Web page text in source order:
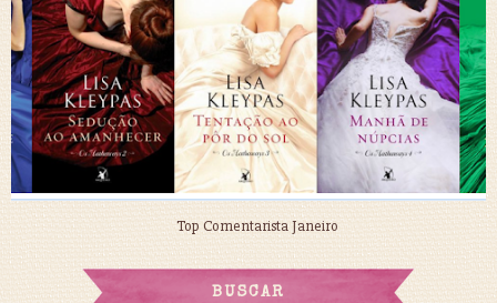
Top Comentarista Janeiro
BUSCAR